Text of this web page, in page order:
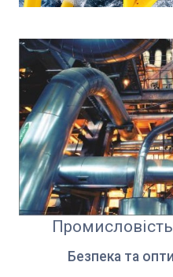
Безпека та